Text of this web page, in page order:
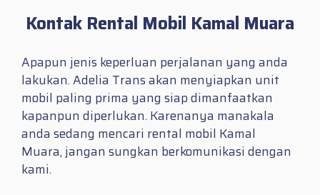
Kontak Rental Mobil Kamal Muara
Apapun jenis keperluan perjalanan yang anda
lakukan. Adelia Trans akan menyiapkan unit
mobil paling prima yang siap dimanfaatkan
kapanpun diperlukan. Karenanya manakala
anda sedang mencari rental mobil Kamal
Muara, jangan sungkan berkomunikasi dengan
kami.